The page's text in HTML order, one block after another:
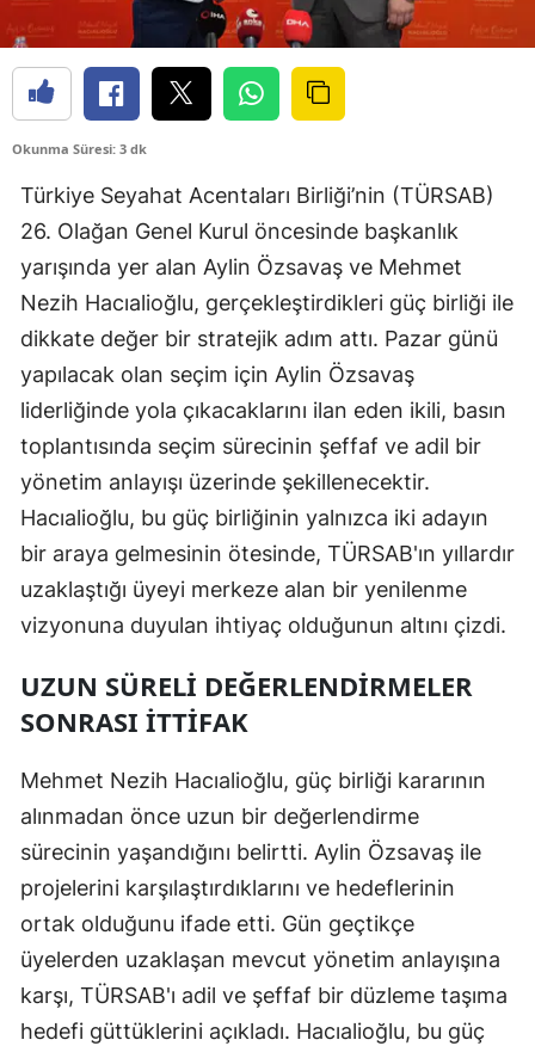
Okunma Süresi: 3 dk
Türkiye Seyahat Acentaları Birliği’nin (TÜRSAB)
26. Olağan Genel Kurul öncesinde başkanlık
yarışında yer alan Aylin Özsavaş ve Mehmet
Nezih Hacıalioğlu, gerçekleştirdikleri güç birliği ile
dikkate değer bir stratejik adım attı. Pazar günü
yapılacak olan seçim için Aylin Özsavaş
liderliğinde yola çıkacaklarını ilan eden ikili, basın
toplantısında seçim sürecinin şeffaf ve adil bir
yönetim anlayışı üzerinde şekillenecektir.
Hacıalioğlu, bu güç birliğinin yalnızca iki adayın
bir araya gelmesinin ötesinde, TÜRSAB'ın yıllardır
uzaklaştığı üyeyi merkeze alan bir yenilenme
vizyonuna duyulan ihtiyaç olduğunun altını çizdi.
UZUN SÜRELI DEĞERLENDIRMELER
SONRASI İTTIFAK
Mehmet Nezih Hacıalioğlu, güç birliği kararının
alınmadan önce uzun bir değerlendirme
sürecinin yaşandığını belirtti. Aylin Özsavaş ile
projelerini karşılaştırdıklarını ve hedeflerinin
ortak olduğunu ifade etti. Gün geçtikçe
üyelerden uzaklaşan mevcut yönetim anlayışına
karşı, TÜRSAB'ı adil ve şeffaf bir düzleme taşıma
hedefi güttüklerini açıkladı. Hacıalioğlu, bu güç